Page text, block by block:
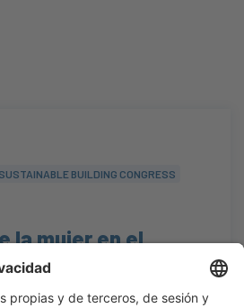
SUSTAINABLE BUILDING CONGRESS
la mujer en el
constructor